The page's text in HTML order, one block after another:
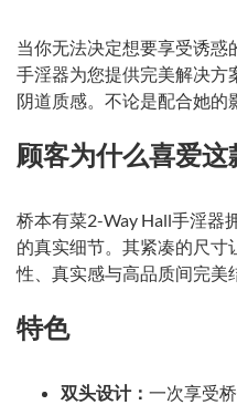
当你无法决定想要享受诱惑
手淫器为您提供完美解决方
阴道质感。不论是配合她的
顾客为什么喜爱这
桥本有菜2-Way Hall手淫器
的真实细节。其紧凑的尺
性、真实感与高品质间完美
特色
双头设计： 一次享受